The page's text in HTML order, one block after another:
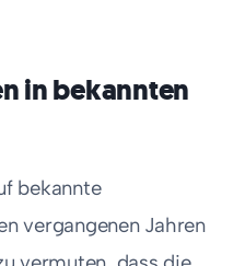
in bekannten
bekannte
vergangenen Jahren